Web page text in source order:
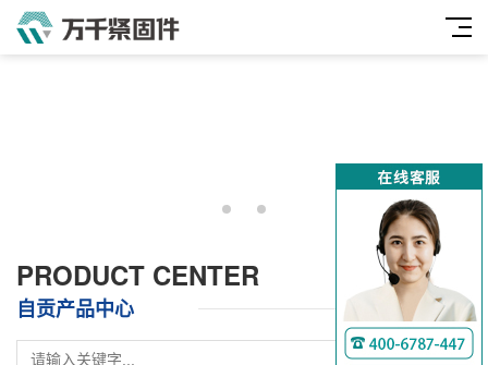
PRODUCT CENTER
自贡产品中心